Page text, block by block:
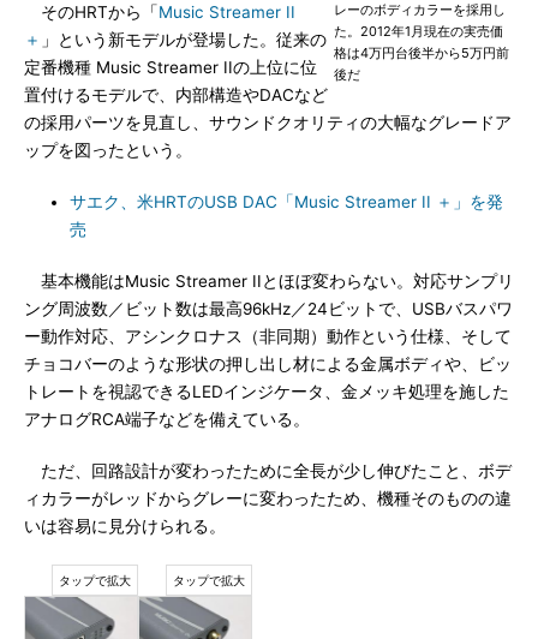
レーのボディカラーを採用し
た。2012年1月現在の実売価
格は4万円台後半から5万円前
後だ
そのHRTから「Music Streamer II
＋ 」という新モデルが登場した。従来の
定番機種 Music Streamer IIの上位に位
置付けるモデルで、内部構造やDACなど
の採用パーツを見直し、サウンドクオリティの大幅なグレードア
ップを図ったという。
サエク、米HRTのUSB DAC「Music Streamer II ＋」を発
売
基本機能はMusic Streamer IIとほぼ変わらない。対応サンプリ
ング周波数／ビット数は最高96kHz／24ビットで、USBバスパワ
ー動作対応、アシンクロナス（非同期）動作という仕様、そして
チョコバーのような形状の押し出し材による金属ボディや、ビッ
トレートを視認できるLEDインジケータ、金メッキ処理を施した
アナログRCA端子などを備えている。
ただ、回路設計が変わったために全長が少し伸びたこと、ボデ
ィカラーがレッドからグレーに変わったため、機種そのものの違
いは容易に見分けられる。